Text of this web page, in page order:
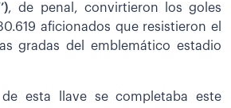
, de penal, convirtieron los goles
aficionados que resistieron el
gradas del emblemático estadio
esta llave se completaba este